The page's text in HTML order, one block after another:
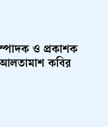
ও প্রকাশক
কবির